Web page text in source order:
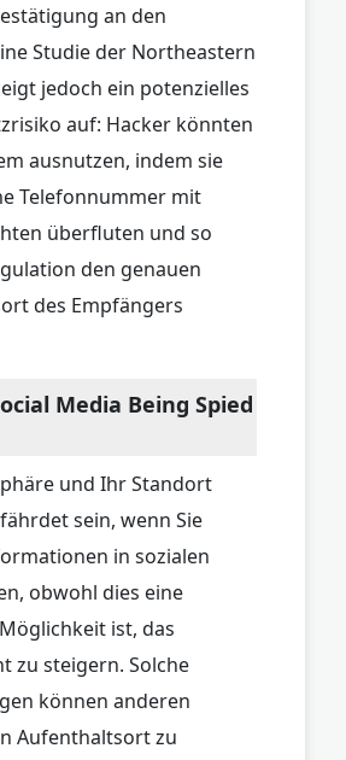
an den
Studie der Northeastern
jedoch ein potenzielles
auf: Hacker könnten
ausnutzen, indem sie
Telefonnummer mit
überfluten und so
den genauen
des Empfängers
Media Being Spied
und Ihr Standort
sein, wenn Sie
in sozialen
obwohl dies eine
ist, das
zu steigern. Solche
können anderen
Aufenthaltsort zu